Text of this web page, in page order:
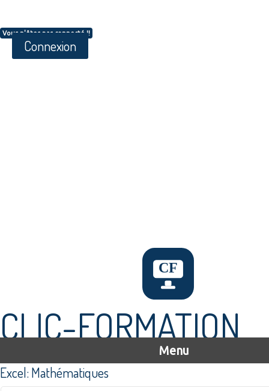
Vous n'êtes pas connecté !!
Connexion
CLIC-FORMATION
Menu
Excel: Mathématiques